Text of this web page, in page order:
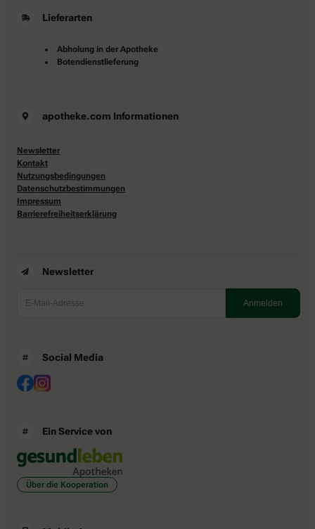
Lieferarten
Abholung in der Apotheke
Botendienstlieferung
apotheke.com Informationen
Newsletter
Kontakt
Nutzungsbedingungen
Datenschutzbestimmungen
Impressum
Barrierefreiheitserklärung
Newsletter
Social Media
Ein Service von
Über die Kooperation